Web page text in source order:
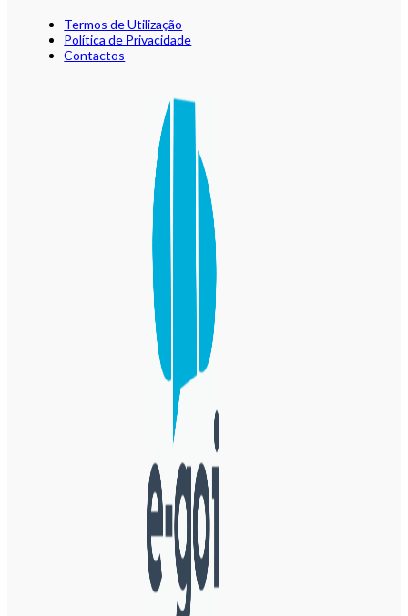
Termos de Utilização
Política de Privacidade
Contactos